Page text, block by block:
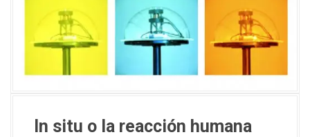
In situ o la reacción humana